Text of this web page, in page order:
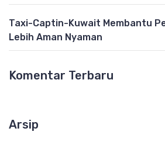
Taxi-Captin-Kuwait Membantu
Lebih Aman Nyaman
Komentar Terbaru
Arsip